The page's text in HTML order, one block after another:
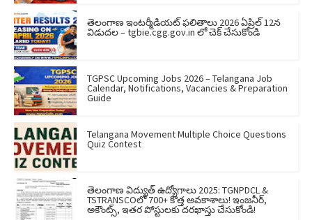
తెలంగాణ ఇంటర్మీడియట్ ఫలితాలు 2026 ఏప్రిల్ 12న
విడుదల – tgbie.cgg.gov.in లో చెక్ చేసుకోండి
TGPSC Upcoming Jobs 2026 – Telangana Job
Calendar, Notifications, Vacancies & Preparation
Guide
Telangana Movement Multiple Choice Questions
Quiz Contest
తెలంగాణ విద్యుత్ ఉద్యోగాలు 2025: TGNPDCL &
TSTRANSCOలో 700+ కొత్త అవకాశాలు! ఇంజనీర్,
అకౌంట్స్, ఇతర పోస్టులకు దరఖాస్తు చేసుకోండి!